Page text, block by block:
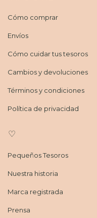
Cómo comprar
Envíos
Cómo cuidar tus tesoros
Cambios y devoluciones
Términos y condiciones
Política de privacidad
♡
Pequeños Tesoros
Nuestra historia
Marca registrada
Prensa